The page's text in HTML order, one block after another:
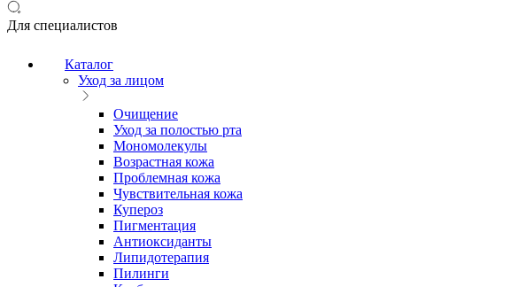
Для специалистов
Каталог
Уход за лицом
Очищение
Уход за полостью рта
Мономолекулы
Возрастная кожа
Проблемная кожа
Чувствительная кожа
Купероз
Пигментация
Антиоксиданты
Липидотерапия
Пилинги